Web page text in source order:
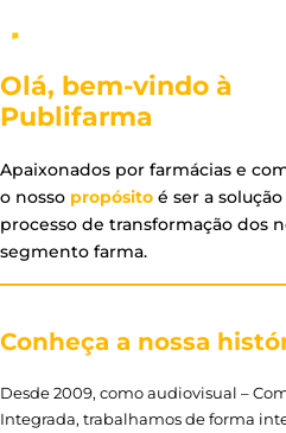
Olá, bem-vindo à
Publifarma
Apaixonados por farmácias e
o nosso propósito é ser a
processo de transformação dos
segmento farma.
Conheça a nossa
Desde 2009, como audiovisual –
Integrada, trabalhamos de forma